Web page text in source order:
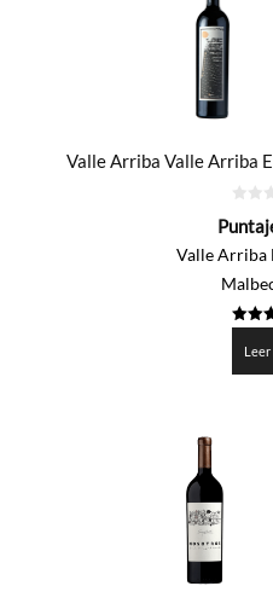
Valle Arriba Valle Arriba
de
Valle Arriba
de
Leer